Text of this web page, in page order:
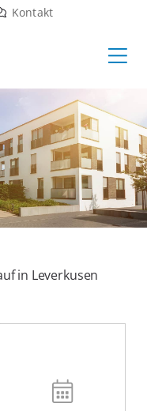
Kontakt
in Leverkusen